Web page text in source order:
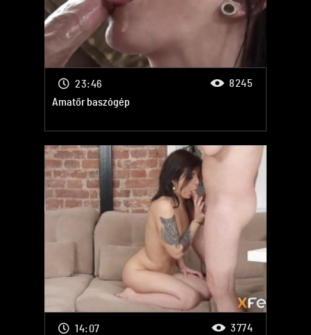
Amatőr baszógép
23:46 8245
14:07 3774